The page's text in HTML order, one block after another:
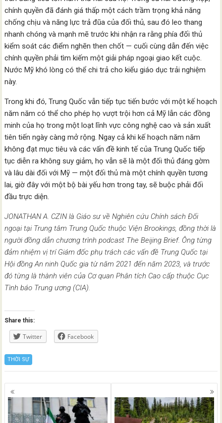
chính quyền đã đánh giá thấp một cách trầm trọng khả năng
chống chịu và năng lực trả đũa của đối thủ, sau đó leo thang
nhanh chóng và mạnh mẽ trước khi nhận ra rằng phía đối thủ
kiểm soát các điểm nghẽn then chốt — cuối cùng dẫn đến việc
chính quyền phải tìm kiếm một giải pháp ngoại giao kết cuộc.
Nước Mỹ khó lòng có thể chi trả cho kiểu giáo dục trải nghiệm
này.
Trong khi đó, Trung Quốc vẫn tiếp tục tiến bước với một kế hoạch
năm năm có thể cho phép họ vượt trội hơn cả Mỹ lẫn các đồng
minh của họ trong một loạt lĩnh vực công nghệ cao và sản xuất
tiên tiến ngày càng mở rộng. Ngay cả khi kế hoạch năm năm
không đạt mục tiêu và các vấn đề kinh tế của Trung Quốc tiếp
tục diễn ra không suy giảm, họ vẫn sẽ là một đối thủ đáng gờm
và lâu dài đối với Mỹ — một đối thủ mà một chính quyền tương
lai, giờ đây với một bộ bài yếu hơn trong tay, sẽ buộc phải đối
đầu trực diện.
JONATHAN A. CZIN là Giáo sư về Nghiên cứu Chính sách Đối
ngoại tại Trung tâm Trung Quốc thuộc Viện Brookings, đồng thời là
người đồng dẫn chương trình podcast The Beijing Brief. Ông từng
đảm nhiệm vị trí Giám đốc phụ trách các vấn đề Trung Quốc tại
Hội đồng An ninh Quốc gia từ năm 2021 đến năm 2023, và trước
đó từng là thành viên của Cơ quan Phân tích Cao cấp thuộc Cục
Tình báo Trung ương (CIA).
Share this:
Twitter Facebook
THỜI SỰ
Posts
navigation